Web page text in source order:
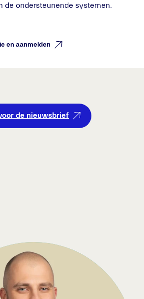
de ondersteunende systemen.
en aanmelden
de nieuwsbrief